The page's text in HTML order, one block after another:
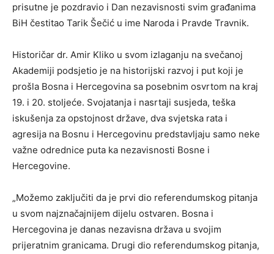
prisutne je pozdravio i Dan nezavisnosti svim građanima
BiH čestitao Tarik Šečić u ime Naroda i Pravde Travnik.
Historičar dr. Amir Kliko u svom izlaganju na svečanoj
Akademiji podsjetio je na historijski razvoj i put koji je
prošla Bosna i Hercegovina sa posebnim osvrtom na kraj
19. i 20. stoljeće. Svojatanja i nasrtaji susjeda, teška
iskušenja za opstojnost države, dva svjetska rata i
agresija na Bosnu i Hercegovinu predstavljaju samo neke
važne odrednice puta ka nezavisnosti Bosne i
Hercegovine.
„Možemo zaključiti da je prvi dio referendumskog pitanja
u svom najznačajnijem dijelu ostvaren. Bosna i
Hercegovina je danas nezavisna država u svojim
prijeratnim granicama. Drugi dio referendumskog pitanja,